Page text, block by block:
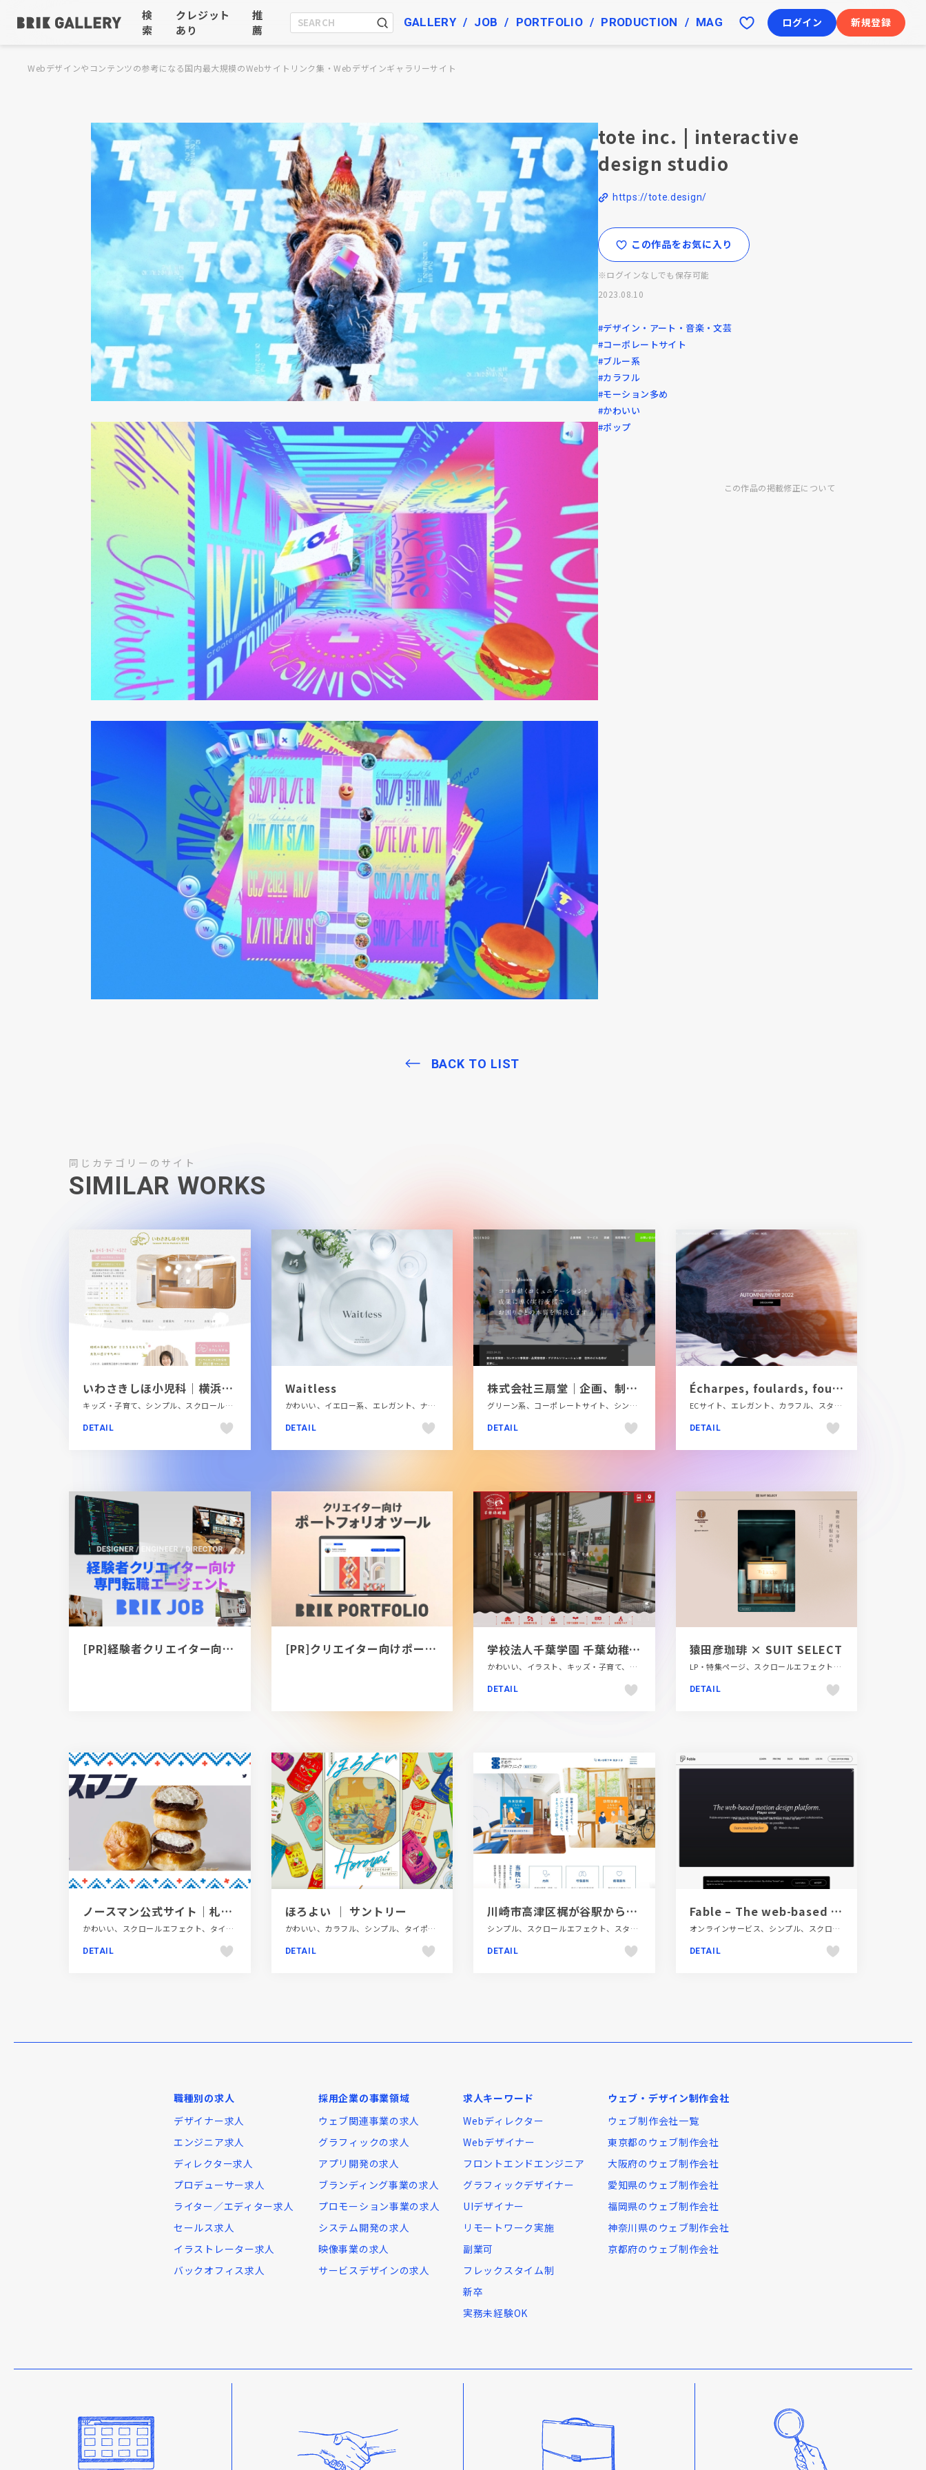
検
索
クレジット
あり
推
薦
GALLERY JOB PORTFOLIO PRODUCTION MAG ログイン 新規登録
Webデザインやコンテンツの参考になる国内最大規模のWebサイトリンク集・Webデザインギャラリーサイト
tote inc. | interactive
design studio
https://tote.design/
この作品をお気に入り
※ログインなしでも保存可能
2023.08.10
#デザイン・アート・音楽・文芸
#コーポレートサイト
#ブルー系
#カラフル
#モーション多め
#かわいい
#ポップ
この作品の掲載修正について
BACK TO LIST
同じカテゴリーのサイト
SIMILAR WORKS
いわさきしほ小児科｜横浜市白楽駅すぐそばにある小児科
キッズ・子育て、シンプル、スクロールエフェクト、ナチュラル、ピンク系、ベージュ・ゴールド系、ホワイト系、モーション多め、医療・ヘルスケア、大きめ写真、手書き・ハンドメイド、施設・店舗サイト
DETAIL
Waitless
かわいい、イエロー系、エレガント、ナチュラル、パープル系、ピンク系、ブランド・サービスサイト、ブルー系、ホワイト系、モーション多め、医療・ヘルスケア、商品紹介、大きめ写真
DETAIL
株式会社三扇堂｜企画、制作、分析｜課題解決コミュニケーションサービ
グリーン系、コーポレートサイト、シンプル、スクロールエフェクト、スタイリッシュ、ホワイト系、モーション多め、大きめ写真、金融・法律・人材・専門職
DETAIL
Écharpes, foulards, foutas et sacs imprimés
ECサイト、エレガント、カラフル、スタイリッシュ、ファッション・ビューティー、ホワイト系、モーション多め、大きめ写真
DETAIL
[PR]経験者クリエイター向け転職カウンセリング｜デザイナー / ディレクター / エンジニア [PR]クリエイター向けポートフォリオツール｜BRIK PORTFOLIO 学校法人千葉学園 千葉幼稚園｜青森県八戸市
かわいい、イラスト、キッズ・子育て、シンプル、ナチュラル、ホワイト系、レッド系、大きめ写真、教育・学校、施設・店舗サイト
DETAIL
猿田彦珈琲 × SUIT SELECT
LP・特集ページ、スクロールエフェクト、スタイリッシュ、ダイナミック、ファッション・ビューティー、フラットデザイン、ブラウン系、ブランド・サービスサイト、ベージュ・ゴールド系、モーション多め、動画が流れる、大きめ写真、飲食店・グルメ・ウェディング
DETAIL
ノースマン公式サイト｜札幌大丸店限定生ノースマン
かわいい、スクロールエフェクト、タイポグラフィー、ブルー系、ポップ、モーション多め、大きめ写真、施設・店舗サイト、飲料・食品
DETAIL
ほろよい ｜ サントリー
かわいい、カラフル、シンプル、タイポグラフィー、フラットデザイン、ブランド・サービスサイト、ポップ、商品紹介、手書き・ハンドメイド、飲料・食品
DETAIL
川崎市高津区梶が谷駅から徒歩3分のそめや内科クリニック
シンプル、スクロールエフェクト、スタイリッシュ、ナチュラル、ブルー系、ホワイト系、モーション多め、医療・ヘルスケア、大きめ写真、施設・店舗サイト
DETAIL
Fable – The web-based motion design platform
オンラインサービス、シンプル、スクロールエフェクト、スタイリッシュ、タイポグラフィー、ダイナミック、テクノロジー・サイエンス、デザイン・アート・音楽・文芸、フラットデザイン、ブランド・サービスサイト、ホワイト系、ポップ、モーション多め、大きめ写真、海外サイト
DETAIL
職種別の求人
デザイナー求人
エンジニア求人
ディレクター求人
プロデューサー求人
ライター／エディター求人
セールス求人
イラストレーター求人
バックオフィス求人
採用企業の事業領域
ウェブ関連事業の求人
グラフィックの求人
アプリ開発の求人
ブランディング事業の求人
プロモーション事業の求人
システム開発の求人
映像事業の求人
サービスデザインの求人
求人キーワード
Webディレクター
Webデザイナー
フロントエンドエンジニア
グラフィックデザイナー
UIデザイナー
リモートワーク実施
副業可
フレックスタイム制
新卒
実務未経験OK
ウェブ・デザイン制作会社
ウェブ制作会社一覧
東京都のウェブ制作会社
大阪府のウェブ制作会社
愛知県のウェブ制作会社
福岡県のウェブ制作会社
神奈川県のウェブ制作会社
京都府のウェブ制作会社